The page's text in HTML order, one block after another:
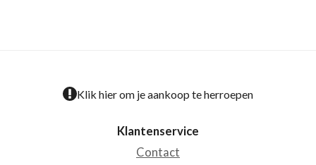
Klik hier om je aankoop te herroepen
Klantenservice
Contact